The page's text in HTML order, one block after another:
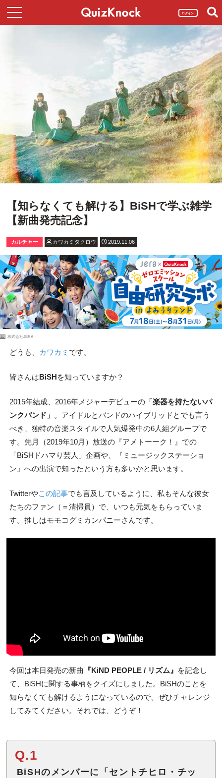
ログイン
【知らなくても解ける】BiSHで学ぶ雑学
【新曲発売記念】
カルチャー カワカミタクロウ 2019.11.06
PR 株式会社JERA
どうも、 カワカミ です。
皆さんはBiSHを知っていますか？
2015年結成、2016年メジャーデビューの「楽器を持たないパ
ンクバンド」 。アイドルとバンドのハイブリッドとでも言う
べき、独特の音楽スタイルで人気爆発中の6人組グループで
す。先月（2019年10月）放送の『アメトーーク！』での
「BiSHドハマり芸人」企画や、『ミュージックステーショ
ン』への出演で知ったという方も多いかと思います。
Twitterやこの記事でも言及しているように、私もそんな彼女
たちのファン（＝清掃員）で、いつも元気をもらっていま
す。推しはモモコグミカンパニーさんです。
今回は本日発売の新曲 『KiND PEOPLE / リズム』 を記念し
て、BiSHに関する事柄をクイズにしました。BiSHのことを
知らなくても解けるようになっているので、ぜひチャレンジ
してみてください。それでは、どうぞ！
Q.1
BiSHのメンバーに「セントチヒロ・チッ